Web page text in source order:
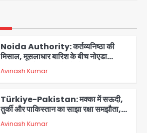
Noida Authority: कर्तव्यनिष्ठा की
मिसाल, मूसलाधार बारिश के बीच नोएडा
प्राधिकरण ने संभाला मोर्चा, सेक्टर 105
आरडब्ल्यूए ने जताया आभार
Avinash Kumar
Türkiye-Pakistan: मक्का में सऊदी,
तुर्की और पाकिस्तान का साझा रक्षा समझौता,
जानें इसके मायने
Avinash Kumar